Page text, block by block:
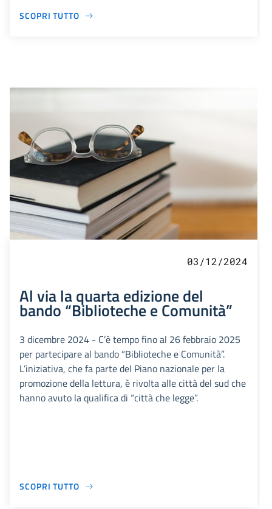
SCOPRI TUTTO
03/12/2024
Al via la quarta edizione del
bando “Biblioteche e Comunità”
3 dicembre 2024 - C’è tempo fino al 26 febbraio 2025
per partecipare al bando “Biblioteche e Comunità”.
L’iniziativa, che fa parte del Piano nazionale per la
promozione della lettura, è rivolta alle città del sud che
hanno avuto la qualifica di “città che legge”.
SCOPRI TUTTO